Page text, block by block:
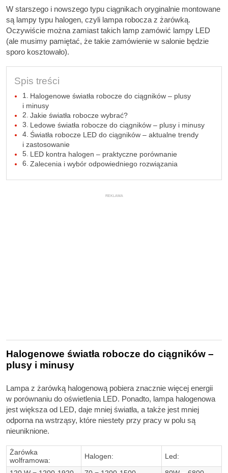
W starszego i nowszego typu ciągnikach oryginalnie montowane
są lampy typu halogen, czyli lampa robocza z żarówką.
Oczywiście można zamiast takich lamp zamówić lampy LED
(ale musimy pamiętać, że takie zamówienie w salonie będzie
sporo kosztowało).
Spis treści
Halogenowe światła robocze do ciągników – plusy
i minusy
Jakie światła robocze wybrać?
Ledowe światła robocze do ciągników – plusy i minusy
Światła robocze LED do ciągników – aktualne trendy
i zastosowanie
LED kontra halogen – praktyczne porównanie
Zalecenia i wybór odpowiedniego rozwiązania
REKLAMA
Halogenowe światła robocze do ciągników –
plusy i minusy
Lampa z żarówką halogenową pobiera znacznie więcej energii
w porównaniu do oświetlenia LED. Ponadto, lampa halogenowa
jest większa od LED, daje mniej światła, a także jest mniej
odporna na wstrząsy, które niestety przy pracy w polu są
nieuniknione.
Żarówka
wolframowa:
Halogen: Led: